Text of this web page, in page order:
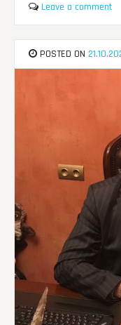
Leave a comment
POSTED ON